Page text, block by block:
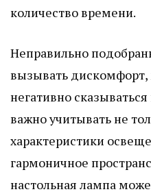
количество времени.
Неправильно
вызывать
негативно
важно учитывать не
характеристики
гармоничное
настольная лампа